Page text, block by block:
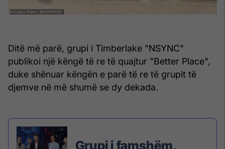
Ditë më parë, grupi i Timberlake "NSYNC"
publikoi një këngë të re të quajtur "Better Place",
duke shënuar këngën e parë të re të grupit të
djemve në më shumë se dy dekada.
Grupi i famshëm,